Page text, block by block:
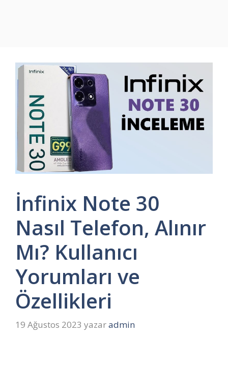
İnfinix Note 30
Nasıl Telefon, Alınır
Mı? Kullanıcı
Yorumları ve
Özellikleri
19 Ağustos 2023 yazaradmin